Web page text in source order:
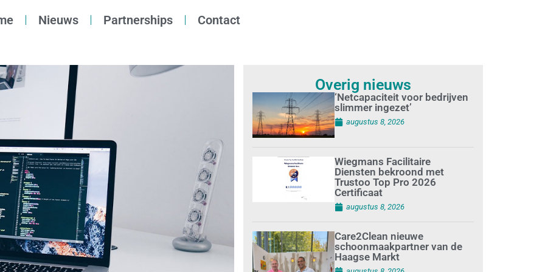
Nieuws Partnerships Contact
Overig nieuws
‘Netcapaciteit voor bedrijven
slimmer ingezet’
augustus 8, 2026
Wiegmans Facilitaire
Diensten bekroond met
Trustoo Top Pro 2026
Certificaat
augustus 8, 2026
Care2Clean nieuwe
schoonmaakpartner van de
Haagse Markt